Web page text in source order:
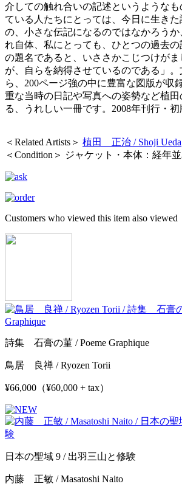
介しての触れ合いの記述というような
ている人たちにとっては、今日に生き
の、小さな伝記になるのではなかろう
れ自体、私にとっても、ひとつの過去
の題名であると、いささかこじつけが
が、自らを納得させているのである」
ら、200ページ強の中に豊富な図版が収
重な当時の日記や写真への姿勢など植田
る、うれしい一冊です。2008年刊行・初
＜Related Artists＞ 植田 正治 / Shoji Ueda
＜Condition＞ ジャケット・本体：経
Customers who viewed this item also viewed
詩集 石膏の菫 / Poeme Graphique
鳥居 良禅 / Ryozen Torii
¥66,000（¥60,000 + tax）
日本の聖域 9 / 出羽三山と修験
内藤 正敏 / Masatoshi Naito